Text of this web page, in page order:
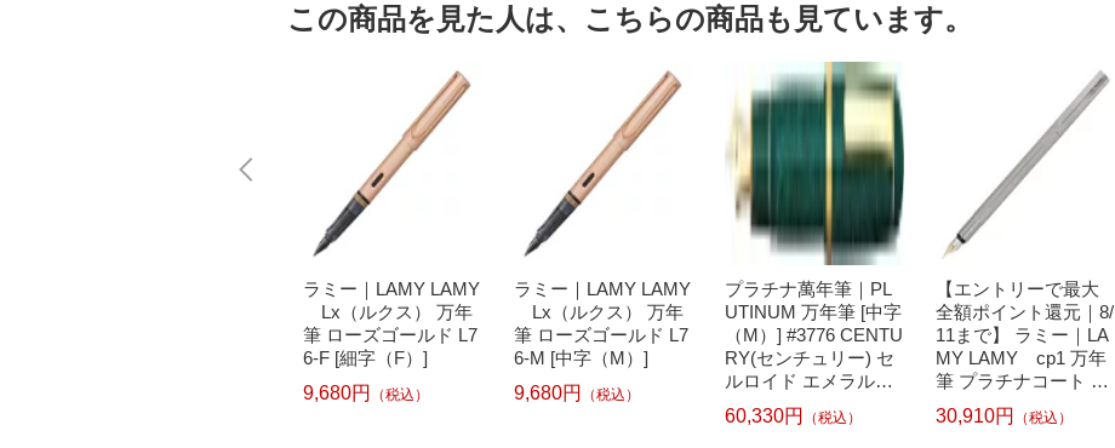
この商品を見た人は、こちらの商品も見ています。
ラミー｜LAMY LAMY
Lx（ルクス） 万年
筆 ローズゴールド L7
6-F [細字（F）]
9,680円
（税込）
ラミー｜LAMY LAMY
Lx（ルクス） 万年
筆 ローズゴールド L7
6-M [中字（M）]
9,680円
（税込）
プラチナ萬年筆｜PL
UTINUM 万年筆 [中字
（M）] #3776 CENTU
RY(センチュリー) セ
ルロイド エメラルド
PTB-35000S#45
60,330円 （税込）
【エントリーで最大
全額ポイント還元｜8/
11まで】 ラミー｜LA
MY LAMY cp1 万年
筆 プラチナコート L5
3 [中字（M）]
30,910円 （税込）